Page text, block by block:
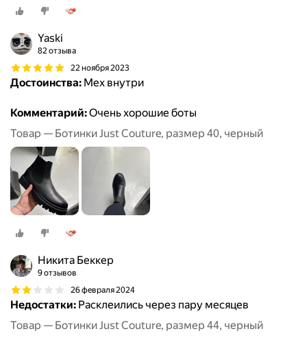
Yaski
82 отзыва
22 ноября 2023
Достоинства: Мех внутри
Комментарий:Очень хорошие боты
Товар — Ботинки Just Couture, размер 40, черный
Никита Беккер
9 отзывов
26 февраля 2024
Недостатки: Расклеились через пару месяцев
Товар — Ботинки Just Couture, размер 44, черный